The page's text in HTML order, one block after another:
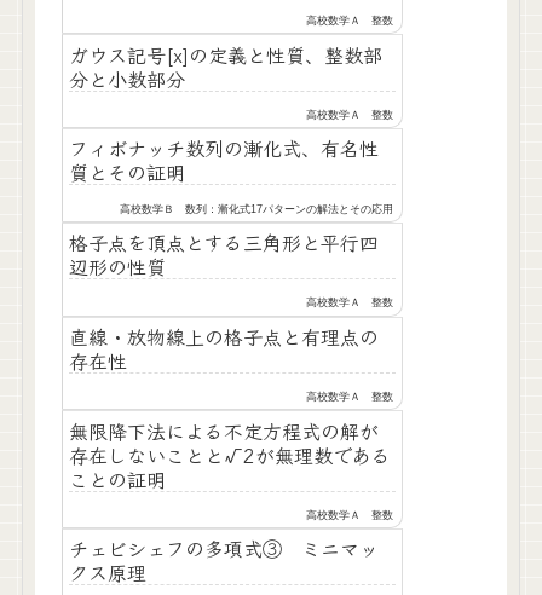
高校数学Ａ 整数
ガウス記号[x]の定義と性質、整数部
分と小数部分
高校数学Ａ 整数
フィボナッチ数列の漸化式、有名性
質とその証明
高校数学Ｂ 数列：漸化式17パターンの解法とその応用
格子点を頂点とする三角形と平行四
辺形の性質
高校数学Ａ 整数
直線・放物線上の格子点と有理点の
存在性
高校数学Ａ 整数
無限降下法による不定方程式の解が
存在しないことと√2が無理数である
ことの証明
高校数学Ａ 整数
チェビシェフの多項式③ ミニマッ
クス原理